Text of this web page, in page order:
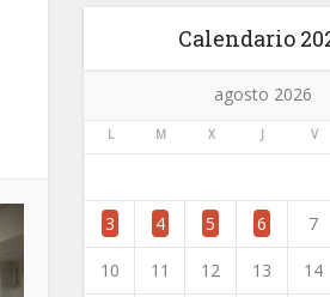
Calendario
agosto 2026
L M X J V
3 4 5 6 7
10 11 12 13 14